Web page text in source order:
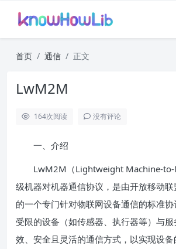
首页 通信 正文
LwM2M
164次阅读 没有评论
一、介绍
LwM2M（Lightweight Machine-to-
级机器对机器通信协议，是由开放移动
的一个专门针对物联网设备通信的标准
受限的设备（如传感器、执行器等）与
效、安全且灵活的通信方式，以实现设